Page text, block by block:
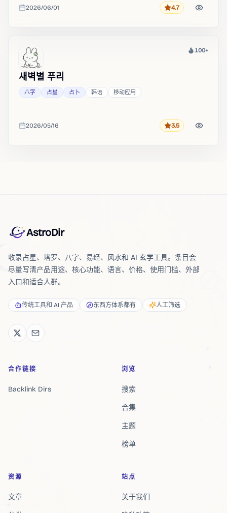
收录时间
2026/06/01 评分4.7
热度
100+
새벽별 푸리
八字 占星 占卜 韩语 移动应用
收录时间
2026/05/16 评分3.5
AstroDir
收录占星、塔罗、八字、易经、风水和 AI 玄学工具。条目会
尽量写清产品用途、核心功能、语言、价格、使用门槛、外部
入口和适合人群。
传统工具和 AI 产品 东西方体系都有 人工筛选
合作链接
Backlink Dirs
浏览
搜索
合集
主题
榜单
资源
文章
站点
关于我们